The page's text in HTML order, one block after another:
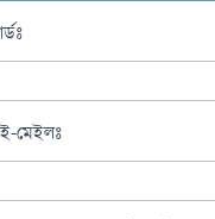
মেইলঃ